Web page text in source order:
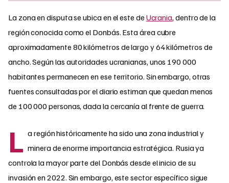
La zona en disputa se ubica en el este de Ucrania, dentro de la
región conocida como el Donbás. Esta área cubre
aproximadamente 80 kilómetros de largo y 64 kilómetros de
ancho. Según las autoridades ucranianas, unos 190 000
habitantes permanecen en ese territorio. Sin embargo, otras
fuentes consultadas por el diario estiman que quedan menos
de 100 000 personas, dada la cercanía al frente de guerra.
L a región históricamente ha sido una zona industrial y
minera de enorme importancia estratégica. Rusia ya
controla la mayor parte del Donbás desde el inicio de su
invasión en 2022. Sin embargo, este sector específico sigue